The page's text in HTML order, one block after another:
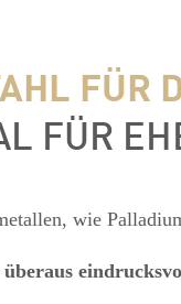
FÜR
FÜR
wie